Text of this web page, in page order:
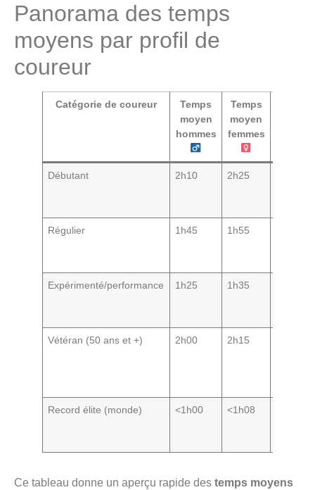
Panorama des temps
moyens par profil de
coureur
Catégorie de coureur
Temps
moyen
hommes
Temps
moyen
femmes
Débutant 2h10 2h25
Régulier 1h45 1h55
Expérimenté/performance 1h25 1h35
Vétéran (50 ans et +) 2h00 2h15
Record élite (monde) <1h00 <1h08
Ce tableau donne un aperçu rapide des temps moyens